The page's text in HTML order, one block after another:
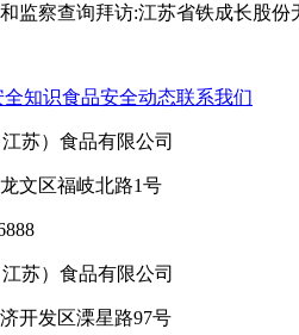
监察查询拜访:江苏省铁成长股份
知识食品安全动态联系我们
苏）食品有限公司
文区福岐北路1号
苏）食品有限公司
开发区溧星路97号